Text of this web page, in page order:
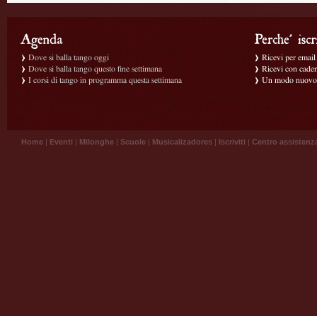
Dove si balla tango oggi
Dove si balla tango questo fine settimana
I corsi di tango in programma questa settimana
Ricevi per
Ricevi con
Un modo
Home | Eventi | Milonghe | Scuole | Musicalizadores | Iscriviti | Centro